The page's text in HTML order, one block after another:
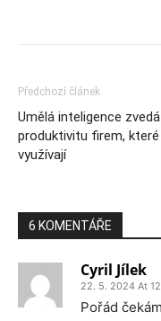
Předchozí článek
Umělá inteligence zvedá
produktivitu firem, které
využívají
6 KOMENTÁŘE
Cyril Jílek
22. 5. 2024 At
Pořád